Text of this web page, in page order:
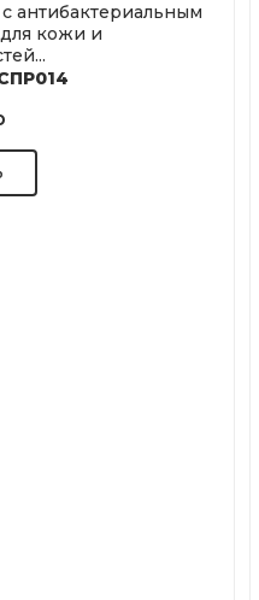
антибактериальным
кожи и